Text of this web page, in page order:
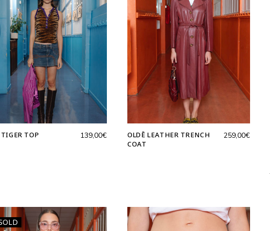
TOP 139,00€
OLDĒ LEATHER TRENCH
COAT
259,00€